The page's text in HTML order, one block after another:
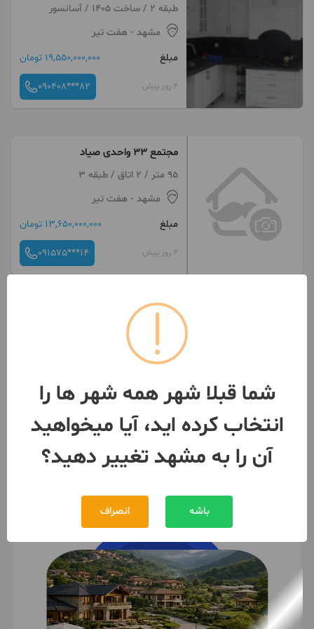
طبقه 2 / ساخت 1405 / آسانسور
مشهد - هفت تیر
مبلغ
19,550,000,000 تومان
4 روز پیش 090408***82
مجتمع ۳۳ واحدی صیاد
95 متر / 2 اتاق / طبقه 3
مشهد - هفت تیر
مبلغ
13,650,000,000 تومان
4 روز پیش 091575***14
/اوایل صیاد شیرازی
مشهد
مبلغ
22,000,000,000 تومان
5 روز پیش 091520***04
شما قبلا شهر همه شهر ها را
انتخاب کرده اید، آیا میخواهید
آن را به مشهد تغییر دهید؟
باشه انصراف